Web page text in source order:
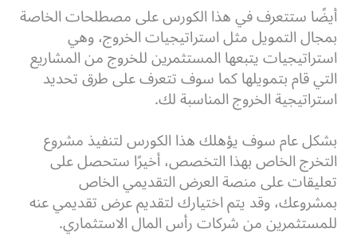
أيضًا ستتعرف في هذا الكورس على مصطلحات الخاصة
بمجال التمويل مثل استراتيجيات الخروج، وهي
استراتيجيات يتبعها المستثمرين للخروج من المشاريع
التي قام بتمويلها كما سوف تتعرف على طرق تحديد
استراتيجية الخروج المناسبة لك.
بشكل عام سوف يؤهلك هذا الكورس لتنفيذ مشروع
التخرج الخاص بهذا التخصص، أخيرًا ستحصل على
تعليقات على منصة العرض التقديمي الخاص
بمشروعك، وقد يتم اختيارك لتقديم عرض تقديمي عنه
للمستثمرين من شركات رأس المال الاستثماري.